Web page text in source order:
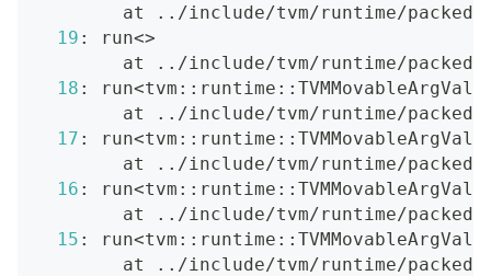
        at
.. /include/tvm/runtime/
19 : run<>
        at
.. /include/tvm/runtime/
18 : run<
        at
.. /include/tvm/runtime/
17 : run<
        at
.. /include/tvm/runtime/
16 : run<
        at
.. /include/tvm/runtime/
15 : run<
        at
.. /include/tvm/runtime/